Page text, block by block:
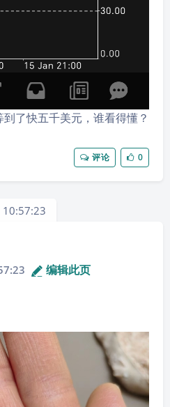
了快五千美元，谁看得懂？
评论 0
10:57:23
编辑此页